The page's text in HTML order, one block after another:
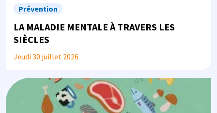
Prévention
LA MALADIE MENTALE À TRAVERS LES
SIÈCLES
Jeudi 30 juillet 2026
Image